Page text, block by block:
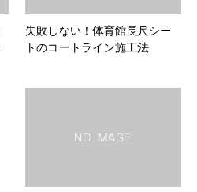
失敗しない！体育館長尺シー
トのコートライン施工法